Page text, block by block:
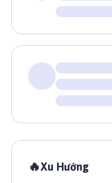
🔥Xu Hướng